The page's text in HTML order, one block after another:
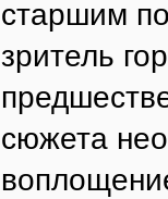
старшим
зритель
сюжета